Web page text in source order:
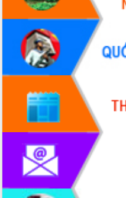
Tập huấn ứng dụng trí tuệ nhân tạo (AI)
trong thương mại điện tử năm 2026
Đoàn đại biểu Quốc hội tỉnh Đắk Lắk
trao đổi thông tin trước Kỳ họp thứ
nhất, Quốc hội khóa XVI
Quyết liệt cải cách hành chính, khơi
thông nguồn lực phát triển
Nâng cao hiệu lực, hiệu quả HĐND
tỉnh thông qua hiện đại hóa hành chính
Xã Ea Phê gắn cải cách hành chính với
Phó Chủ tịch Thường trực UBND tỉnh
Hồ Thị Nguyên Thảo làm việc tại Trung
tâm Phục vụ hành chính công xã Ea
Phê